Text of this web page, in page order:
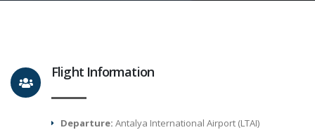
Flight Information
Departure: Antalya International Airport (LTAI)